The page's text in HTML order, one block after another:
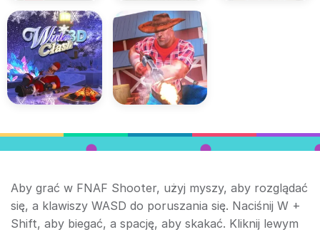
Aby grać w FNAF Shooter, użyj myszy, aby rozglądać
się, a klawiszy WASD do poruszania się. Naciśnij W +
Shift, aby biegać, a spację, aby skakać. Kliknij lewym